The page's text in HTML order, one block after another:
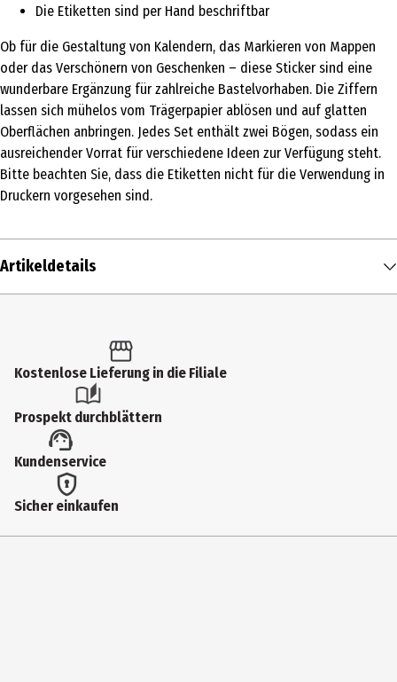
Die Etiketten sind per Hand beschriftbar
Ob für die Gestaltung von Kalendern, das Markieren von Mappen
oder das Verschönern von Geschenken – diese Sticker sind eine
wunderbare Ergänzung für zahlreiche Bastelvorhaben. Die Ziffern
lassen sich mühelos vom Trägerpapier ablösen und auf glatten
Oberflächen anbringen. Jedes Set enthält zwei Bögen, sodass ein
ausreichender Vorrat für verschiedene Ideen zur Verfügung steht.
Bitte beachten Sie, dass die Etiketten nicht für die Verwendung in
Druckern vorgesehen sind.
Artikeldetails
Produkttyp
Spezialpapier
Kostenlose Lieferung in die Filiale
Prospekt durchblättern
Kundenservice
Sicher einkaufen